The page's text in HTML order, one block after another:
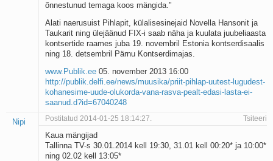
õnnestunud temaga koos mängida."
Alati naerusuist Pihlapit, külalisesinejaid Novella Hansonit ja
Taukarit ning ülejäänud FIX-i saab näha ja kuulata juubeliaasta
kontsertide raames juba 19. novembril Estonia kontserdisaalis
ning 18. detsembril Pärnu Kontserdimajas.
www.Publik.ee 05. november 2013 16:00
http://publik.delfi.ee/news/muusika/priit-pihlap-uutest-lugudest-
kohanesime-uude-olukorda-vana-rasva-pealt-edasi-lasta-ei-
saanud.d?id=67040248
Nipi Postitatud 2014-01-25 18:14:27. Tsiteeri
Kaua mängijad
Tallinna TV-s 30.01.2014 kell 19:30, 31.01 kell 00:20* ja 10:00*
ning 02.02 kell 13:05*